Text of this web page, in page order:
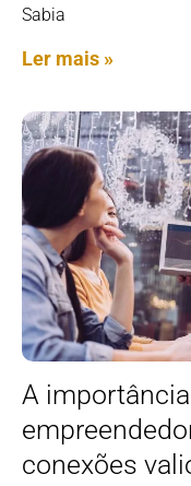
Sabia
Ler mais »
A
conexões